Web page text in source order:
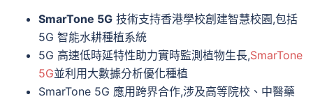
SmarTone 5G 技術支持香港學校創建智慧校園,包括
5G 智能水耕種植系統
5G 高速低時延特性助力實時監測植物生長,SmarTone
5G並利用大數據分析優化種植
SmarTone 5G 應用跨界合作,涉及高等院校、中醫藥